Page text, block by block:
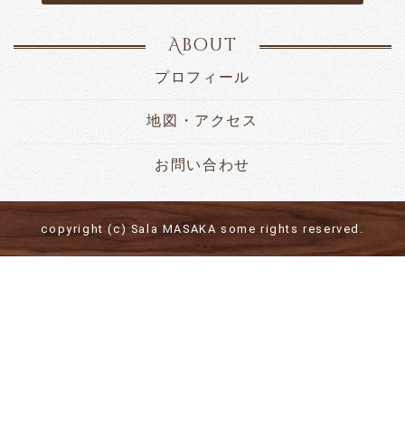
About
プロフィール
地図・アクセス
お問い合わせ
copyright (c) Sala MASAKA some rights reserved.